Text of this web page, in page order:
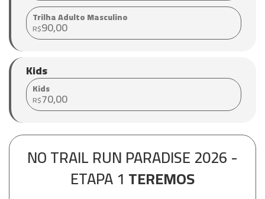
Trilha Adulto Masculino
R$90,00
Kids
Kids
R$70,00
NO TRAIL RUN PARADISE 2026 -
ETAPA 1 TEREMOS